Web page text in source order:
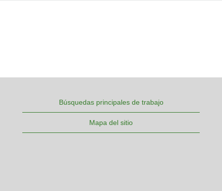
Búsquedas principales de trabajo
Mapa del sitio